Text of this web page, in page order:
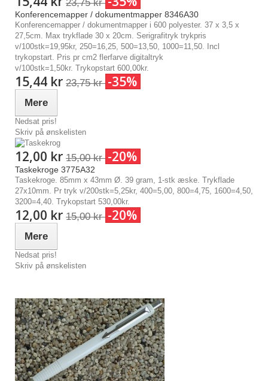
23,75 kr
Konferencemapper / dokumentmapper 8346A30
Konferencemapper / dokumentmapper i 600 polyester. 37 x 3,5 x
27,5cm. Max trykflade 30 x 20cm. Serigrafitryk trykpris
v/100stk=19,95kr, 250=16,25, 500=13,50, 1000=11,50. Incl
trykopstart. Pris pr cm2 flerfarve digitaltryk
v/100stk=1,50kr. Trykopstart 600,00kr.
15,44 kr 23,75 kr -35%
Mere
Nedsat pris!
Skriv på ønskelisten
12,00 kr 15,00 kr -20%
Taskekroge 3775A32
Taskekroge. 85mm x 43mm Ø. 39 gram, 1-stk æske. Trykflade
27x10mm. Pr tryk v/200stk=5,25kr, 400=5,00, 800=4,75, 1600=4,50,
3200=4,40. Trykopstart 530,00kr.
12,00 kr 15,00 kr -20%
Mere
Nedsat pris!
Skriv på ønskelisten